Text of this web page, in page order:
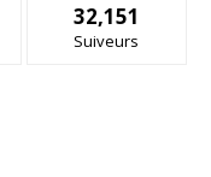
32,151
Suiveurs